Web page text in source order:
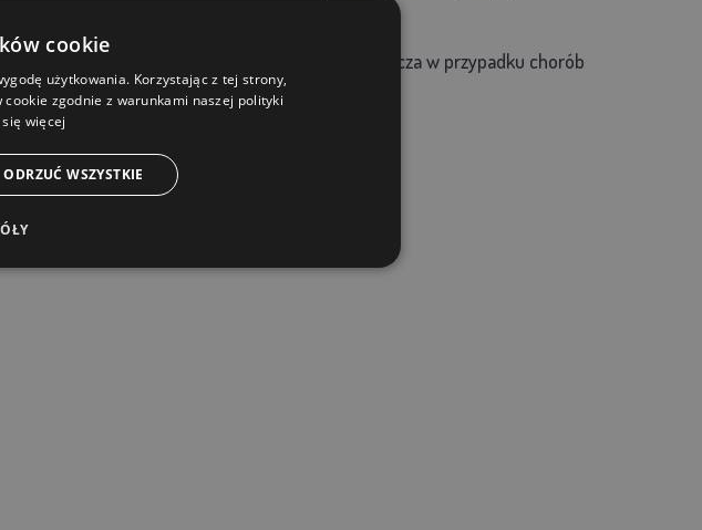
Plus zwiększa skuteczność leczenia, zwłaszcza w przypadku chorób
cookie
użytkowania. Korzystając z tej strony,
zgodnie z warunkami naszej polityki
więcej
ODRZUĆ WSZYSTKIE